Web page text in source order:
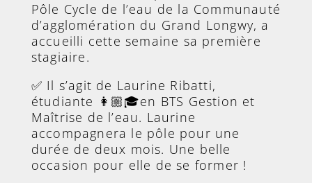
Pôle Cycle de l’eau de la Communauté
d’agglomération du Grand Longwy, a
accueilli cette semaine sa première
stagiaire.
✅ Il s’agit de Laurine Ribatti,
étudiante 👩🏼🎓en BTS Gestion et
Maîtrise de l’eau. Laurine
accompagnera le pôle pour une
durée de deux mois. Une belle
occasion pour elle de se former !